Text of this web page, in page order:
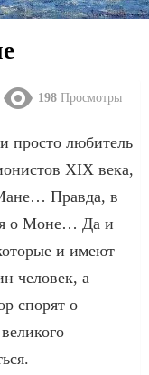
198 Просмотры
просто любитель
XIX века,
Правда, в
о Моне… Да и
и имеют
человек, а
спорят о